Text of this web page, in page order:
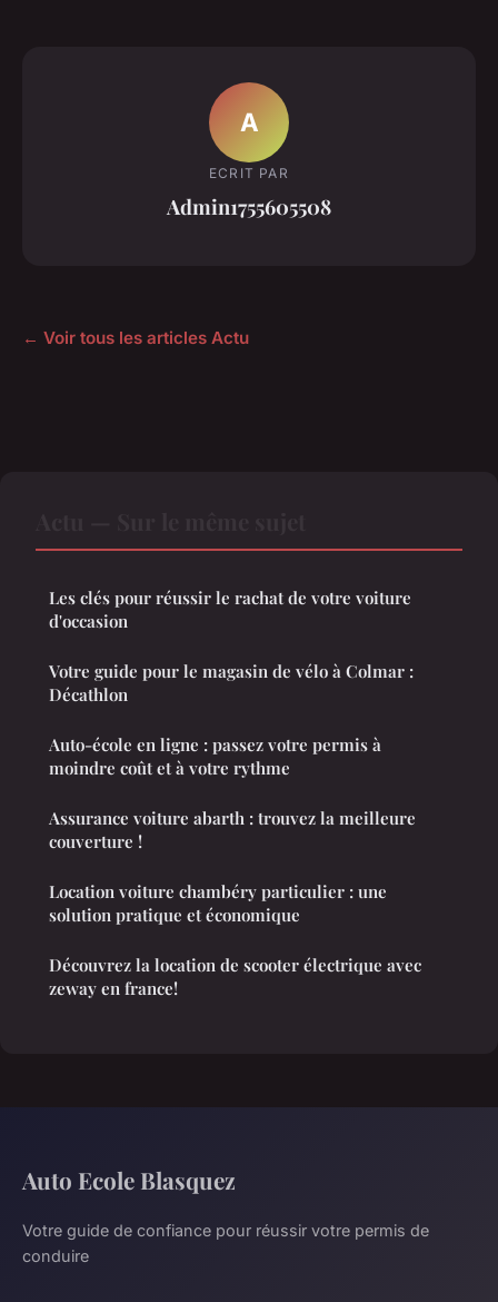
A
ECRIT PAR
Admin1755605508
← Voir tous les articles Actu
Les clés pour réussir le rachat de votre voiture
d'occasion
Votre guide pour le magasin de vélo à Colmar :
Décathlon
Auto-école en ligne : passez votre permis à
moindre coût et à votre rythme
Assurance voiture abarth : trouvez la meilleure
couverture !
Location voiture chambéry particulier : une
solution pratique et économique
Découvrez la location de scooter électrique avec
zeway en france!
Auto Ecole Blasquez
Votre guide de confiance pour réussir votre permis de
conduire